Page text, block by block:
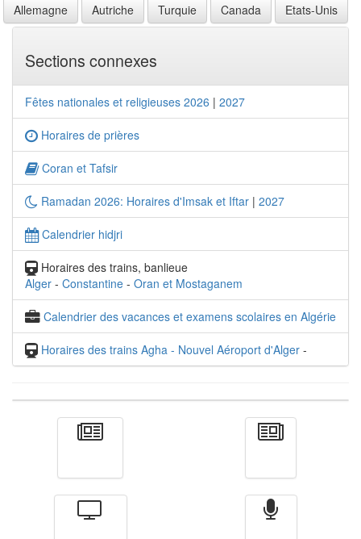
Allemagne
Autriche Turquie Canada Etats-Unis
Sections connexes
Fêtes nationales et religieuses 2026 | 2027
Horaires de prières
Coran et Tafsir
Ramadan 2026: Horaires d'Imsak et Iftar | 2027
Calendrier hidjri
Horaires des trains, banlieue
Alger - Constantine - Oran et Mostaganem
Calendrier des vacances et examens scolaires en Algérie
Horaires des trains Agha - Nouvel Aéroport d'Alger -